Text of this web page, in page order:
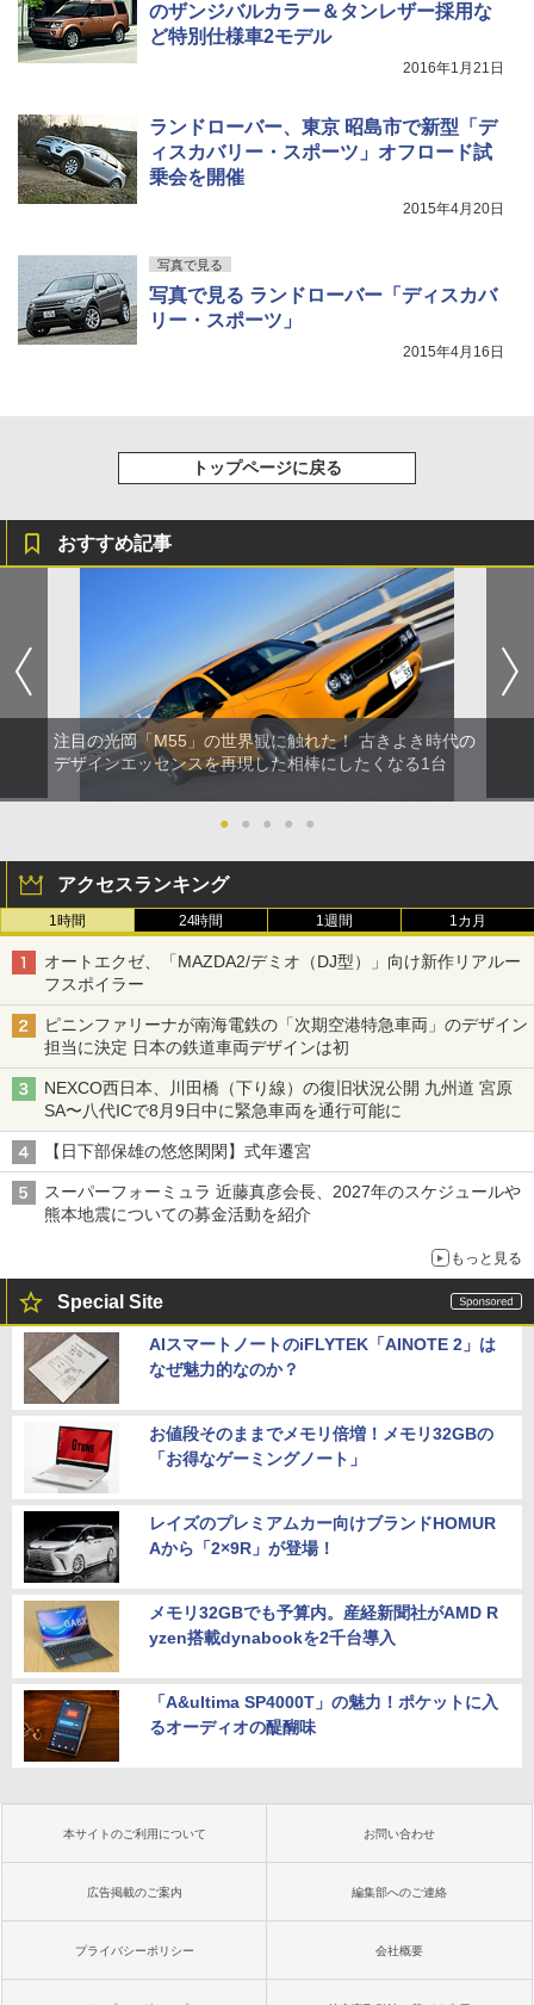
のザンジバルカラー＆タンレザー採用な
ど特別仕様車2モデル
2016年1月21日
ランドローバー、東京 昭島市で新型「デ
ィスカバリー・スポーツ」オフロード試
乗会を開催
2015年4月20日
写真で見る
写真で見る ランドローバー「ディスカバ
リー・スポーツ」
2015年4月16日
トップページに戻る
おすすめ記事
注目の光岡「M55」の世界観に触れた！ 古きよき時代の
デザインエッセンスを再現した相棒にしたくなる1台
● ● ● ● ●
アクセスランキング
1時間 24時間 1週間 1カ月
オートエクゼ、「MAZDA2/デミオ（DJ型）」向け新作リアルー
フスポイラー
ピニンファリーナが南海電鉄の「次期空港特急車両」のデザイン
担当に決定 日本の鉄道車両デザインは初
NEXCO西日本、川田橋（下り線）の復旧状況公開 九州道 宮原
SA〜八代ICで8月9日中に緊急車両を通行可能に
【日下部保雄の悠悠閑閑】式年遷宮
スーパーフォーミュラ 近藤真彦会長、2027年のスケジュールや
熊本地震についての募金活動を紹介
もっと見る
Special Site
AIスマートノートのiFLYTEK「AINOTE 2」は
なぜ魅力的なのか？
お値段そのままでメモリ倍増！メモリ32GBの
「お得なゲーミングノート」
レイズのプレミアムカー向けブランドHOMUR
Aから「2×9R」が登場！
メモリ32GBでも予算内。産経新聞社がAMD R
yzen搭載dynabookを2千台導入
「A&ultima SP4000T」の魅力！ポケットに入
るオーディオの醍醐味
本サイトのご利用について お問い合わせ
広告掲載のご案内 編集部へのご連絡
プライバシーポリシー 会社概要